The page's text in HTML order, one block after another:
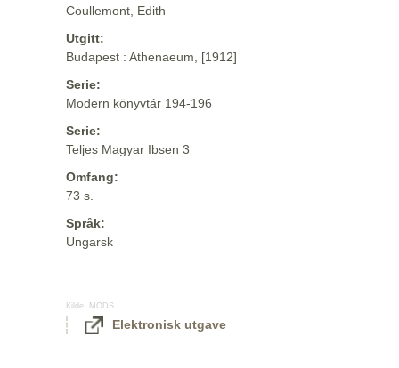
Coullemont, Edith
Utgitt:
Budapest : Athenaeum, [1912]
Serie:
Modern könyvtár 194-196
Serie:
Teljes Magyar Ibsen 3
Omfang:
73 s.
Språk:
Ungarsk
Kilde: MODS
Elektronisk utgave